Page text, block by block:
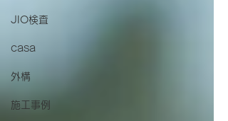
JIO検査
casa
外構
施工事例